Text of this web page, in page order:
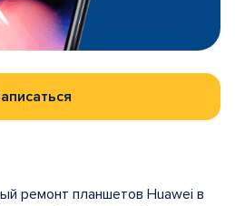
ремонт планшетов Huawei в